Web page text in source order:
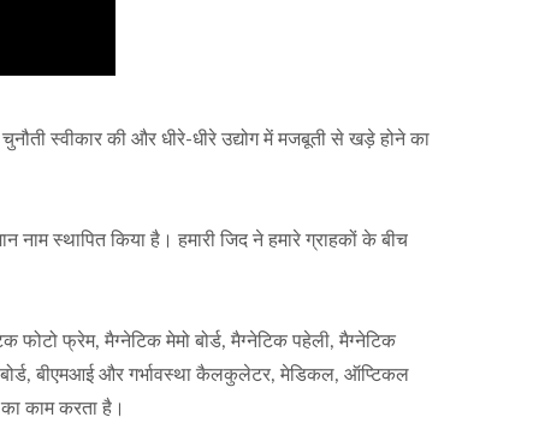
स्वीकार की और धीरे-धीरे उद्योग में मजबूती से खड़े होने का
स्थापित किया है। हमारी जिद ने हमारे ग्राहकों के बीच
फ्रेम, मैग्नेटिक मेमो बोर्ड, मैग्नेटिक पहेली, मैग्नेटिक
बीएमआई और गर्भावस्था कैलकुलेटर, मेडिकल, ऑप्टिकल
काम करता है।